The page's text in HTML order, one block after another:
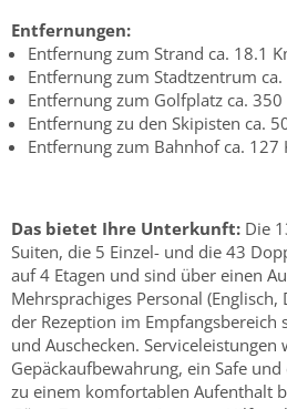
Entfernungen:
Entfernung zum Strand ca. 18.1
Entfernung zum Stadtzentrum
Entfernung zum Golfplatz ca. 350
Entfernung zu den Skipisten ca.
Entfernung zum Bahnhof ca. 127
Das bietet Ihre Unterkunft: Die
Suiten, die 5 Einzel- und die 43
auf 4 Etagen und sind über einen
Mehrsprachiges Personal (Englisch,
der Rezeption im Empfangsbereich
und Auschecken. Serviceleistungen
Gepäckaufbewahrung, ein Safe
zu einem komfortablen Aufenthalt